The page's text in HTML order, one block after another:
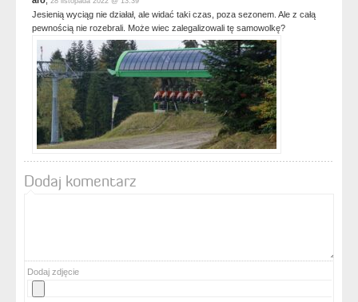
Jesienią wyciąg nie działał, ale widać taki czas, poza sezonem. Ale z całą
pewnością nie rozebrali. Może wiec zalegalizowali tę samowolkę?
Dodaj komentarz
Dodaj zdjęcie